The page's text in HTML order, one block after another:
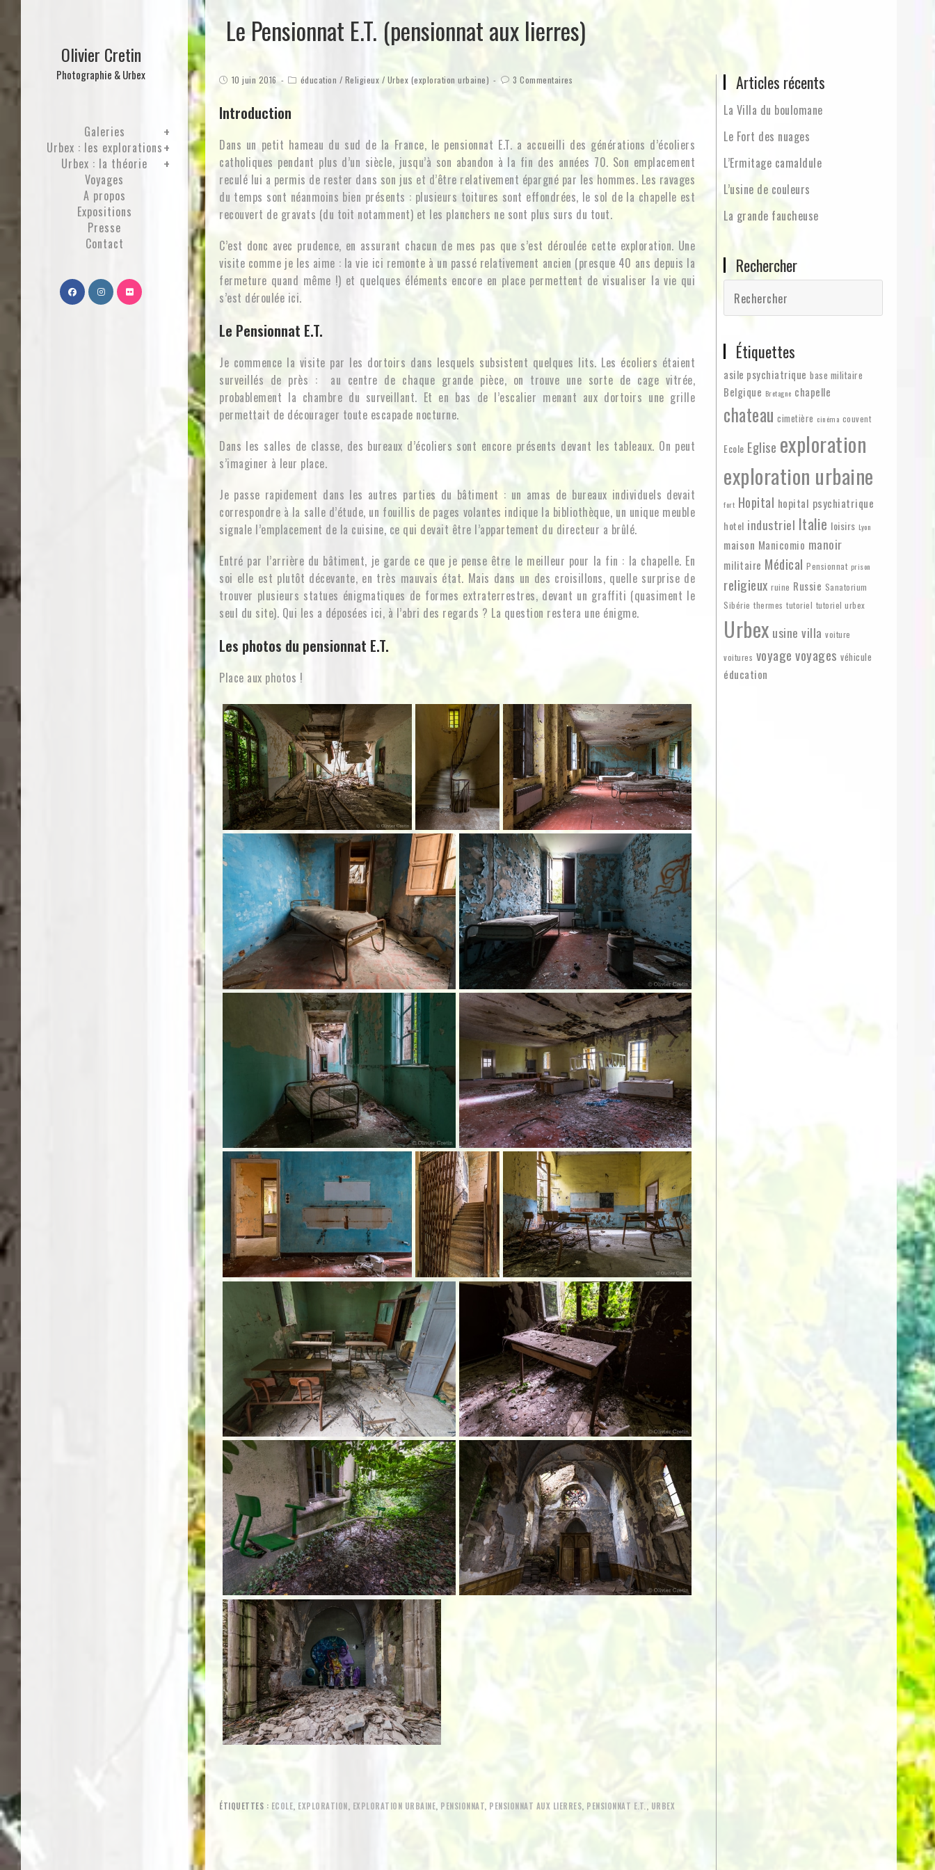
Olivier Cretin
Photographie & Urbex
Galeries
Urbex : les explorations
Urbex : la théorie
Voyages
A propos
Expositions
Presse
Contact
Le Pensionnat E.T. (pensionnat aux lierres)
10 juin 2016 éducation / Religieux / Urbex (exploration urbaine) 3 Commentaires
Introduction
Dans un petit hameau du sud de la France, le pensionnat E.T. a accueilli des générations d’écoliers
catholiques pendant plus d’un siècle, jusqu’à son abandon à la fin des années 70. Son emplacement
reculé lui a permis de rester dans son jus et d’être relativement épargné par les hommes. Les ravages
du temps sont néanmoins bien présents : plusieurs toitures sont effondrées, le sol de la chapelle est
recouvert de gravats (du toit notamment) et les planchers ne sont plus surs du tout.
C’est donc avec prudence, en assurant chacun de mes pas que s’est déroulée cette exploration. Une
visite comme je les aime : la vie ici remonte à un passé relativement ancien (presque 40 ans depuis la
fermeture quand même !) et quelques éléments encore en place permettent de visualiser la vie qui
s’est déroulée ici.
Le Pensionnat E.T.
Je commence la visite par les dortoirs dans lesquels subsistent quelques lits. Les écoliers étaient
surveillés de près : au centre de chaque grande pièce, on trouve une sorte de cage vitrée,
probablement la chambre du surveillant. Et en bas de l’escalier menant aux dortoirs une grille
permettait de décourager toute escapade nocturne.
Dans les salles de classe, des bureaux d’écoliers sont encore présents devant les tableaux. On peut
s’imaginer à leur place.
Je passe rapidement dans les autres parties du bâtiment : un amas de bureaux individuels devait
correspondre à la salle d’étude, un fouillis de pages volantes indique la bibliothèque, un unique meuble
signale l’emplacement de la cuisine, ce qui devait être l’appartement du directeur a brûlé.
Entré par l’arrière du bâtiment, je garde ce que je pense être le meilleur pour la fin : la chapelle. En
soi elle est plutôt décevante, en très mauvais état. Mais dans un des croisillons, quelle surprise de
trouver plusieurs statues énigmatiques de formes extraterrestres, devant un graffiti (quasiment le
seul du site). Qui les a déposées ici, à l’abri des regards ? La question restera une énigme.
Les photos du pensionnat E.T.
Place aux photos !
ÉTIQUETTES : ECOLE, EXPLORATION EXPLORATION URBAINE, PENSIONNAT, PENSIONNAT AUX LIERRES, PENSIONNAT E.T. URBEX
Articles récents
La Villa du boulomane
Le Fort des nuages
L’Ermitage camaldule
L’usine de couleurs
La grande faucheuse
Rechercher
Étiquettes
asile psychiatrique base militaire
Belgique Bretagne chapelle
chateau cimetière cinéma couvent
Ecole Eglise exploration
exploration urbaine
fort Hopital hopital psychiatrique
hotel industriel Italie loisirs Lyon
maison Manicomio manoir
militaire Médical Pensionnat prison
religieux ruine Russie Sanatorium
Sibérie thermes tutoriel tutoriel urbex
Urbex usine villa voiture
voitures voyage voyages véhicule
éducation